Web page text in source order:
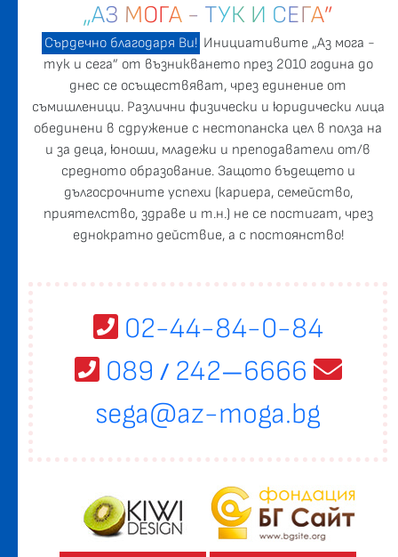
„АЗ МОГА - ТУК И СЕГА”
Сърдечно благодаря Ви! Инициативите „Аз мога -
тук и сега” от възникването през 2010 година до
днес се осъществяват, чрез единение от
съмишленици. Различни физически и юридически лица
обединени в сдружение с нестопанска цел в полза на
и за деца, юноши, младежи и преподаватели от/в
средното образование. Защото бъдещето и
дългосрочните успехи (кариера, семейство,
приятелство, здраве и т.н.) не се постигат, чрез
еднократно действие, а с постоянство!
02-44-84-0-84
089 /242—6666
sega@az-moga.bg